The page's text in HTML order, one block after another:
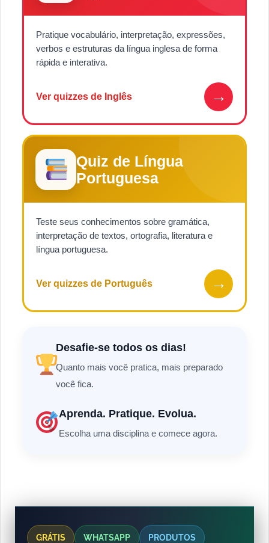
Pratique vocabulário, interpretação, expressões,
verbos e estruturas da língua inglesa de forma
rápida e interativa.
Ver quizzes de Inglês →
Quiz de Língua
Portuguesa
Teste seus conhecimentos sobre gramática,
interpretação de textos, ortografia, literatura e
língua portuguesa.
Ver quizzes de Português →
Desafie-se todos os dias!
Quanto mais você pratica, mais preparado
você fica.
Aprenda. Pratique. Evolua.
Escolha uma disciplina e comece agora.
GRÁTIS WHATSAPP PRODUTOS